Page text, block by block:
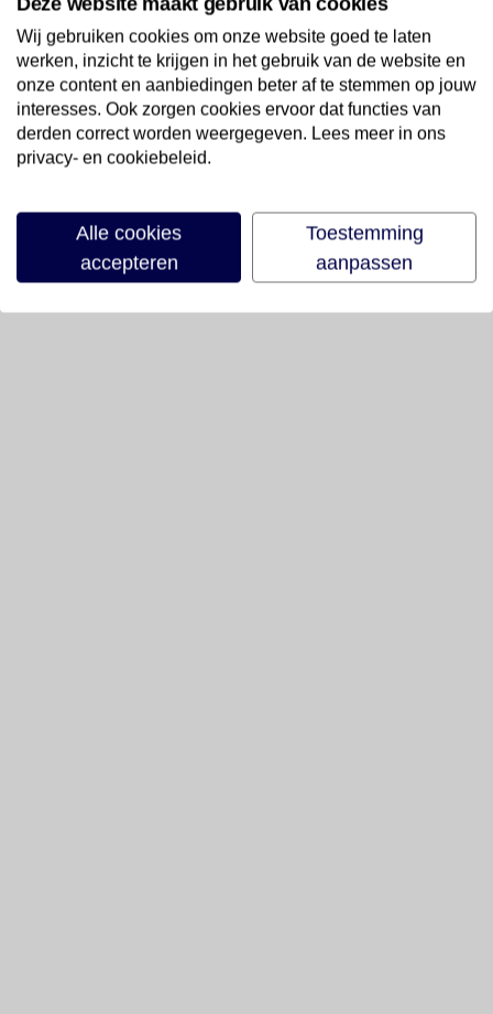
Wij gebruiken cookies om onze website goed te laten
werken, inzicht te krijgen in het gebruik van de website en
onze content en aanbiedingen beter af te stemmen op jouw
interesses. Ook zorgen cookies ervoor dat functies van
derden correct worden weergegeven. Lees meer in ons
privacy- en cookiebeleid.
Alle cookies
accepteren
Toestemming
aanpassen